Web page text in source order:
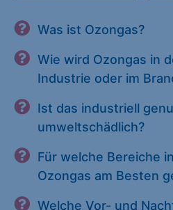
Was ist Ozongas?
Wie wird Ozongas in
Industrie oder im
Ist das industriell
umweltschädlich?
Für welche Bereiche
Ozongas am Besten
Welche Vor- und